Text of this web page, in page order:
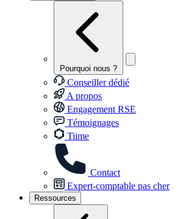
Pourquoi nous ?
Conseiller dédié
A propos
Engagement RSE
Témoignages
Tiime
Contact
Expert-comptable pas cher
Ressources